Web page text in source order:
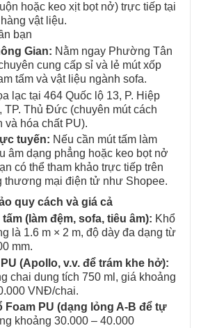
hoặc keo xịt bọt nở) trực tiếp tại
vật liệu.
bạn
Gian: Nằm ngay Phường Tân
cung cấp sỉ và lẻ mút xốp
tấm và vật liệu ngành sofa.
lạc tại 464 Quốc lộ 13, P. Hiệp
TP. Thủ Đức (chuyên mút cách
và hóa chất PU).
tuyến: Nếu cần mút tấm làm
âm dạng phẳng hoặc keo bọt nở
có thể tham khảo trực tiếp trên
thương mại điện tử như Shopee.
quy cách và giá cả
tấm (làm đệm, sofa, tiêu âm): Khổ
là 1.6 m × 2 m, độ dày đa dạng từ
mm.
(Apollo, v.v. để trám khe hở):
chai dung tích 750 ml, giá khoảng
VNĐ/chai.
Foam PU (dạng lỏng A-B để tự
khoảng 30.000 – 40.000